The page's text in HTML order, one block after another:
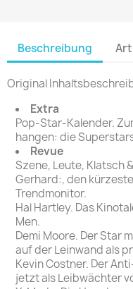
TAGES &
WOCHENZEITUNGEN
Bildzeitung
Frankfurter Allgemeine
Magazin
Frankfurter Illustrierte
Beschreibung
Original
Extra
Pop-Star-Kalender.
hangen: die
Revue
Szene, Leute, Klatsch
Gerhard:, den
Trendmonitor.
Hal Hartley. Das
Men.
Demi Moore. Der Star
auf der Leinwand als
Kevin Costner. Der
jetzt als Leibwächter